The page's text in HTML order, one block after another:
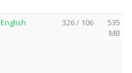
English 326 / 106
535
MB